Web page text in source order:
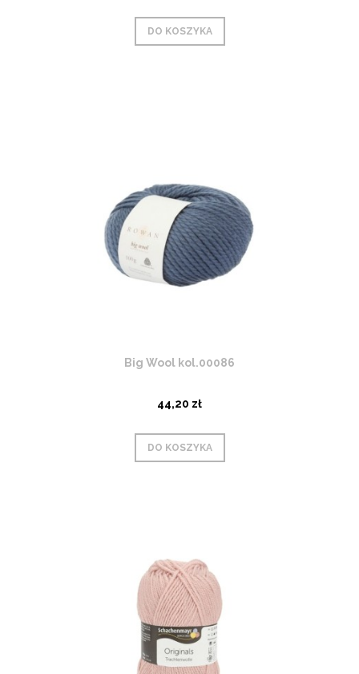
DO KOSZYKA
Big Wool kol.00086
44,20 zł
DO KOSZYKA